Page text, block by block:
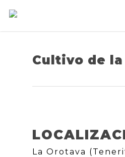
Cultivo de
La Orotava